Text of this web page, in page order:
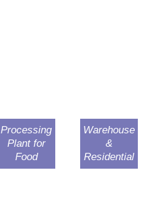
Processing
Plant for
Food
Warehouse
&
Residential